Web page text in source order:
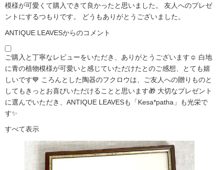
模様が可愛くて購入できて良かったと思いました。 友人へのプレゼ
ントにするつもりです。 どうもありがとうございました。
ANTIQUE LEAVESからのコメント
ご購入と丁寧なレビューをいただき、ありがとうございます☺️ 白地
に青の植物模様が可愛いと感じていただけたとのご感想、とても嬉
しいです💙 ころんとした陶器のフクロウは、ご友人への贈りものと
してもきっとお喜びいただけることと思います🎁 大切なプレゼント
に選んでいただき、ANTIQUE LEAVESも「Kesa*patha」も光栄で
す✨
すべて表示